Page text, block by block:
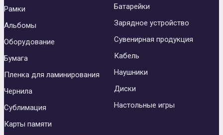
Рамки
Альбомы
Оборудование
Бумага
Пленка для ламинирования
Чернила
Сублимация
Карты памяти
Батарейки
Зарядное устройство
Сувенирная продукция
Кабель
Наушники
Диски
Настольные игры